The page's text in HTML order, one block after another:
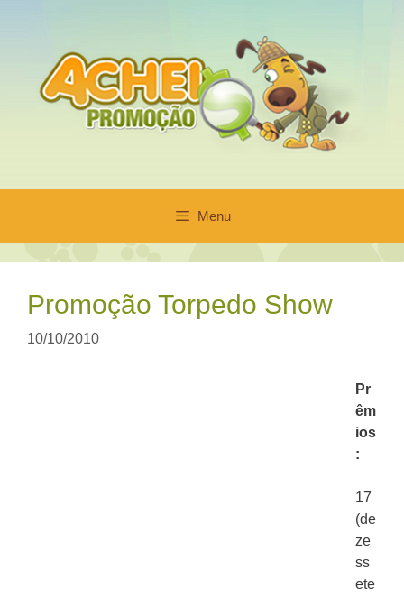
conteúdo
Menu
Promoção Torpedo Show
10/10/2010
Pr
êm
ios
:
17
(de
ze
ss
ete